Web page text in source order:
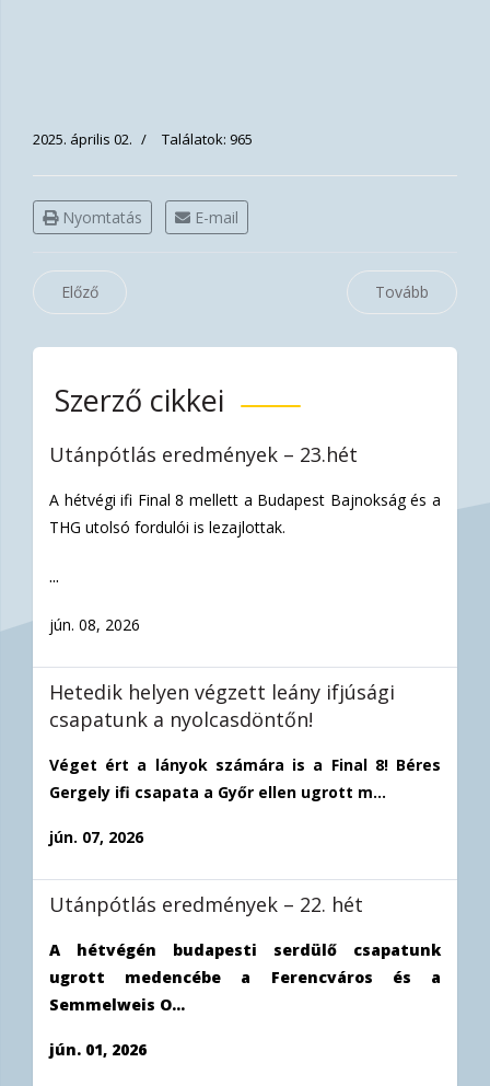
2025. április 02. Találatok: 965
Nyomtatás E-mail
Előző Tovább
Szerző cikkei
Utánpótlás eredmények – 23.hét
A hétvégi ifi Final 8 mellett a Budapest Bajnokság és a
THG utolsó fordulói is lezajlottak.
...
jún. 08, 2026
Hetedik helyen végzett leány ifjúsági
csapatunk a nyolcasdöntőn!
Véget ért a lányok számára is a Final 8! Béres
Gergely ifi csapata a Győr ellen ugrott m...
jún. 07, 2026
Utánpótlás eredmények – 22. hét
A hétvégén budapesti serdülő csapatunk
ugrott medencébe a Ferencváros és a
Semmelweis O...
jún. 01, 2026